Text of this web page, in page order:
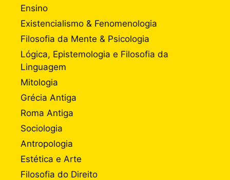
Ensino
Existencialismo & Fenomenologia
Filosofia da Mente & Psicologia
Lógica, Epistemologia e Filosofia da
Linguagem
Mitologia
Grécia Antiga
Roma Antiga
Sociologia
Antropologia
Estética e Arte
Filosofia do Direito